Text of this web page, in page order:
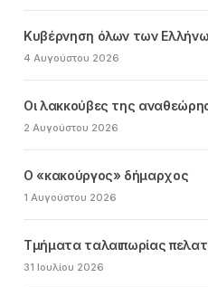
Κυβέρνηση όλων των
4 Αυγούστου 2026
Οι λακκούβες της
2 Αυγούστου 2026
Ο «κακούργος» δήμαρχος
1 Αυγούστου 2026
Τμήματα ταλαιπωρίας
31 Ιουλίου 2026